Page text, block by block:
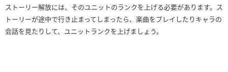
ストーリー解放には、そのユニットのランクを上げる必要があります。ス
トーリーが途中で行き止まってしまったら、楽曲をプレイしたりキャラの
会話を見たりして、ユニットランクを上げましょう。